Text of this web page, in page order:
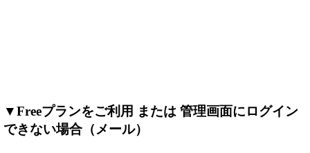
▼Freeプランをご利用 または 管理画面にログイン
できない場合（メール）